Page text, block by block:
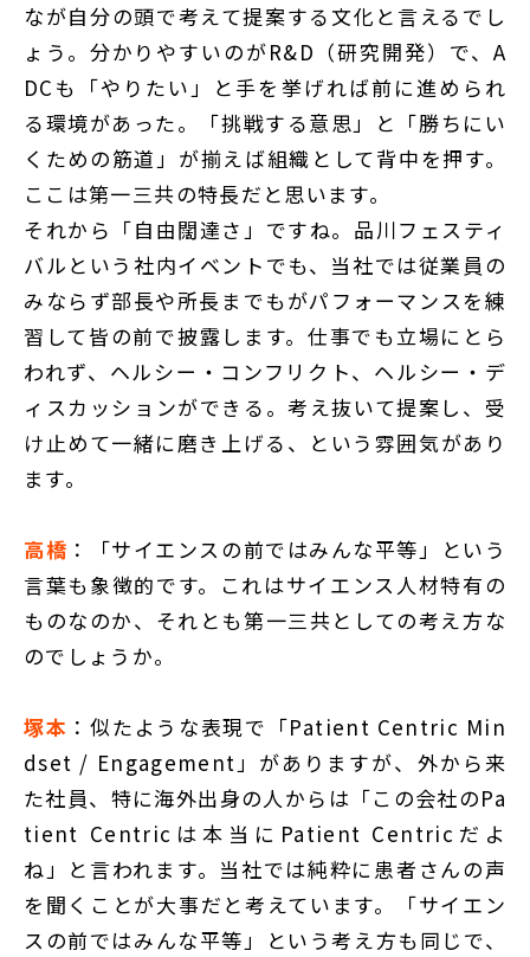
なが自分の頭で考えて提案する文化と言えるでし
ょう。分かりやすいのがR&D（研究開発）で、A
DCも「やりたい」と手を挙げれば前に進められ
る環境があった。「挑戦する意思」と「勝ちにい
くための筋道」が揃えば組織として背中を押す。
ここは第一三共の特長だと思います。
それから「自由闊達さ」ですね。品川フェスティ
バルという社内イベントでも、当社では従業員の
みならず部長や所長までもがパフォーマンスを練
習して皆の前で披露します。仕事でも立場にとら
われず、ヘルシー・コンフリクト、ヘルシー・デ
ィスカッションができる。考え抜いて提案し、受
け止めて一緒に磨き上げる、という雰囲気があり
ます。
高橋 ：「サイエンスの前ではみんな平等」という
言葉も象徴的です。これはサイエンス人材特有の
ものなのか、それとも第一三共としての考え方な
のでしょうか。
塚本 ：似たような表現で「Patient Centric Min
dset / Engagement」がありますが、外から来
た社員、特に海外出身の人からは「この会社のPa
tient Centricは本当にPatient Centricだよ
ね」と言われます。当社では純粋に患者さんの声
を聞くことが大事だと考えています。「サイエン
スの前ではみんな平等」という考え方も同じで、